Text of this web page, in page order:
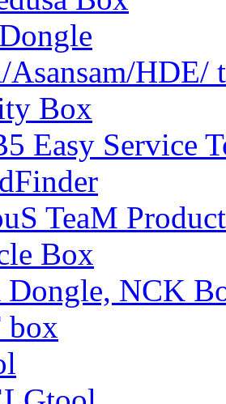
HDE/
Box
Easy Service
TeaM
Box
Dongle, NCK
box